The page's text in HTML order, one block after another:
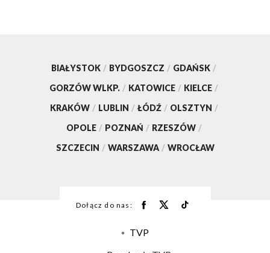
BIAŁYSTOK / BYDGOSZCZ / GDAŃSK /
GORZÓW WLKP. / KATOWICE / KIELCE /
KRAKÓW / LUBLIN / ŁÓDŹ / OLSZTYN /
OPOLE / POZNAŃ / RZESZÓW /
SZCZECIN / WARSZAWA / WROCŁAW
Dołącz do nas:
TVP